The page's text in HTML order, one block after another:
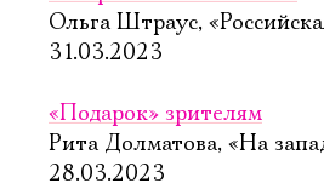
Ольга Штраус,
31.03.2023
«Подарок» зрителям
Рита Долматова, «На
28.03.2023